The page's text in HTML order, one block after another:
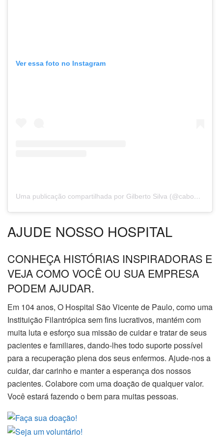
Ver essa foto no Instagram
Uma publicação compartilhada por Gilberto Silva (@cabogilbertosilva)
AJUDE NOSSO HOSPITAL
CONHEÇA HISTÓRIAS INSPIRADORAS E
VEJA COMO VOCÊ OU SUA EMPRESA
PODEM AJUDAR.
Em 104 anos, O Hospital São Vicente de Paulo, como uma
Instituição Filantrópica sem fins lucrativos, mantém com
muita luta e esforço sua missão de cuidar e tratar de seus
pacientes e familiares, dando-lhes todo suporte possível
para a recuperação plena dos seus enfermos. Ajude-nos a
cuidar, dar carinho e manter a esperança dos nossos
pacientes. Colabore com uma doação de qualquer valor.
Você estará fazendo o bem para muitas pessoas.